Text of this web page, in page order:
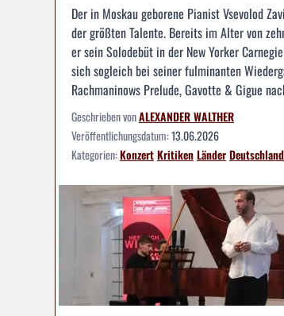
Der in Moskau geborene Pianist Vsevolod
der größten Talente. Bereits im Alter von
er sein Solodebüt in der New Yorker
sich sogleich bei seiner fulminanten
Rachmaninows Prelude, Gavotte & Gigue
Geschrieben vonALEXANDER WALTHER
Veröffentlichungsdatum:13.06.2026
Kategorien:KonzertKritikenLänderDeutschland